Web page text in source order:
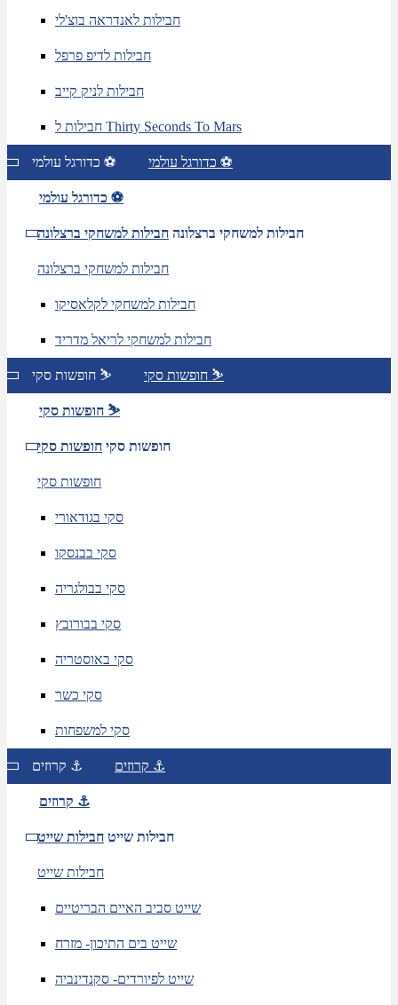
חבילות לאנדראה בוצ'לי
חבילות לדיפ פרפל
חבילות לניק קייב
חבילות ל Thirty Seconds To Mars
כדורגל עולמי ⚽ כדורגל עולמי ⚽
כדורגל עולמי ⚽
חבילות למשחקי ברצלונה חבילות למשחקי ברצלונה
חבילות למשחקי ברצלונה
חבילות למשחקי לקלאסיקו
חבילות למשחקי לריאל מדריד
חופשות סקי ⛷️ חופשות סקי ⛷️
חופשות סקי ⛷️
חופשות סקי חופשות סקי
חופשות סקי
סקי בגודאורי
סקי בבנסקו
סקי בבולגריה
סקי בבורובץ
סקי באוסטריה
סקי כשר
סקי למשפחות
קרוזים ⚓ קרוזים ⚓
קרוזים ⚓
חבילות שייט חבילות שייט
חבילות שייט
שייט סביב האיים הבריטיים
שייט בים התיכון- מזרח
שייט לפיורדים- סקנדינביה